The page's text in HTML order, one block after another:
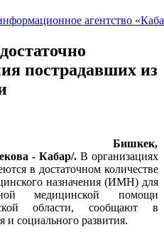
пострадавших из
Бишкек,
- Кабар/. В организациях
в достаточном количестве
назначения (ИМН) для
медицинской помощи
области, сообщают в
и социального развития.